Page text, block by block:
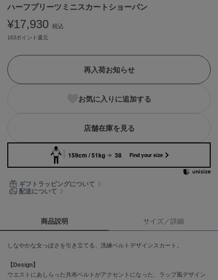
ASICS
バレリット
BANDOLIER
ビヨンドクローゼット
Calvin Klein
カルバン・クライン
セロン
Clarks Premium
クラークス
ハーフプリーツミニスカートショーパン
¥17,930 税込
163ポイント還元
再入荷お知らせ
お気に入りに追加する
店舗在庫を見る
159cm / 51kg 38 Find your size
ギフトラッピングについて
配送について
商品説明 サイズ／詳細
しなやかな女っぽさを引き立てる、洗練ベルトデザインスカート。
【Design】
ウエストにあしらった共布ベルトがアクセントになった、ラップ風デザイン